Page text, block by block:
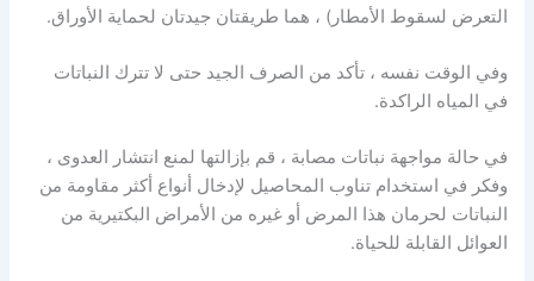
التعرض لسقوط الأمطار) ، هما طريقتان جيدتان لحماية الأوراق.
وفي الوقت نفسه ، تأكد من الصرف الجيد حتى لا تترك النباتات
في المياه الراكدة.
في حالة مواجهة نباتات مصابة ، قم بإزالتها لمنع انتشار العدوى ،
وفكر في استخدام تناوب المحاصيل لإدخال أنواع أكثر مقاومة من
النباتات لحرمان هذا المرض أو غيره من الأمراض البكتيرية من
العوائل القابلة للحياة.